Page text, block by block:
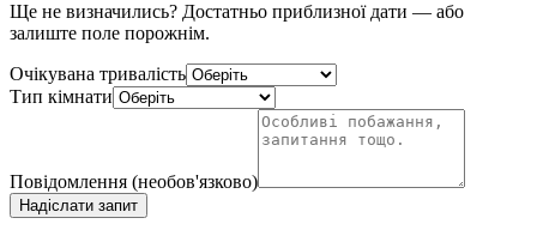
Ще не визначились? Достатньо приблизної дати — або
залиште поле порожнім.
Очікувана тривалість
Тип кімнати
Повідомлення (необов'язково)
Надіслати запит